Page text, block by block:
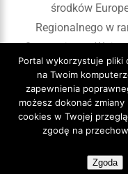
środków
Regionalnego w
Operacyjnego
na
Copyright
Portal wykorzystuje pliki
na Twoim
zapewnienia
możesz dokonać
cookies w Twojej
zgodę na
Zgoda